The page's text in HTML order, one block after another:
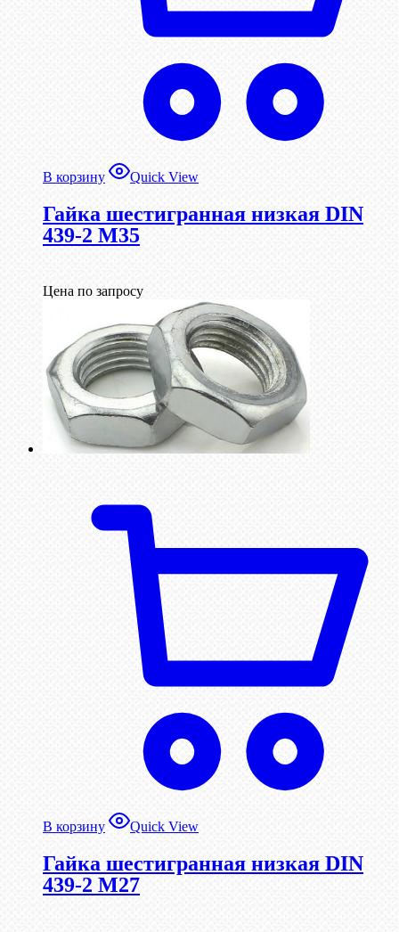
В корзину Quick View
Гайка шестигранная низкая DIN
439-2 М35
Цена по запросу
В корзину Quick View
Гайка шестигранная низкая DIN
439-2 М27